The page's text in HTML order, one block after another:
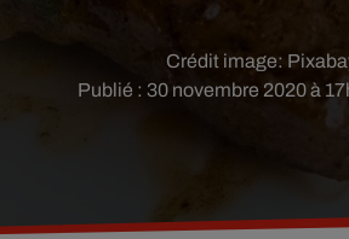
Publié : 30 novembre 2020 à
Crédit image: